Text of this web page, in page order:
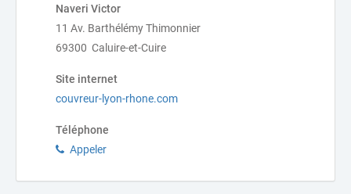
Naveri Victor
11 Av. Barthélémy Thimonnier
69300 Caluire-et-Cuire
Site internet
couvreur-lyon-rhone.com
Téléphone
Appeler